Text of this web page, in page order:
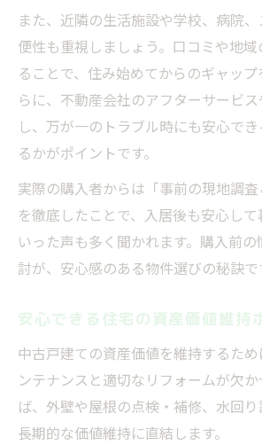
また、近隣の生活施設や学校、病院
便性も重視しましょう。口コミや地
ることで、住み始めてからのギャッ
らに、不動産会社のアフターサービ
し、万が一のトラブル時にも安心で
るかがポイントです。
実際の購入者からは「事前の現地調
を徹底したことで、入居後も安心し
いった声も多く聞かれます。購入前
討が、安心感のある物件選びの秘訣で
安心できる住宅の資産価値維持
中古戸建ての資産価値を維持するた
ンテナンスと適切なリフォームが欠
ば、外壁や屋根の点検・補修、水回
長期的な価値維持に直結します。